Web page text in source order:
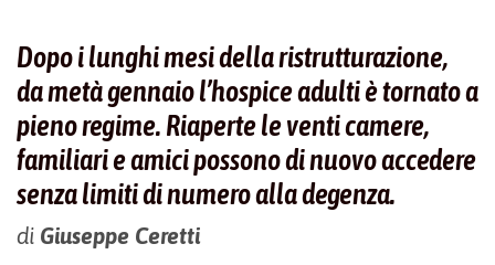
Dopo i lunghi mesi della ristrutturazione,
da metà gennaio l’hospice adulti è tornato a
pieno regime. Riaperte le venti camere,
familiari e amici possono di nuovo accedere
senza limiti di numero alla degenza.
di Giuseppe Ceretti